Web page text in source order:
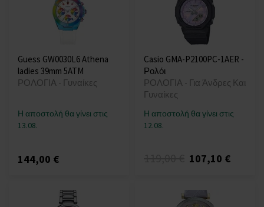
Guess GW0030L6 Athena
ladies 39mm 5ATM
ΡΟΛΟΓΙΑ - Γυναίκες
Η αποστολή θα γίνει στις
13.08.
144,00 €
Casio GMA-P2100PC-1AER -
Ρολόι
ΡΟΛΟΓΙΑ - Για Άνδρες Και
Γυναίκες
Η αποστολή θα γίνει στις
12.08.
107,10 €